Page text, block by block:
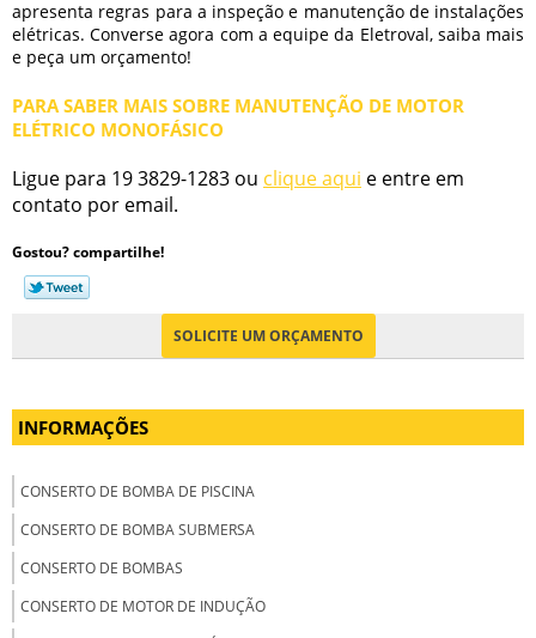
apresenta regras para a inspeção e manutenção de instalações
elétricas. Converse agora com a equipe da Eletroval, saiba mais
e peça um orçamento!
PARA SABER MAIS SOBRE MANUTENÇÃO DE MOTOR
ELÉTRICO MONOFÁSICO
Ligue para 19 3829-1283 ou clique aqui e entre em
contato por email.
Gostou? compartilhe!
SOLICITE UM ORÇAMENTO
INFORMAÇÕES
CONSERTO DE BOMBA DE PISCINA
CONSERTO DE BOMBA SUBMERSA
CONSERTO DE BOMBAS
CONSERTO DE MOTOR DE INDUÇÃO